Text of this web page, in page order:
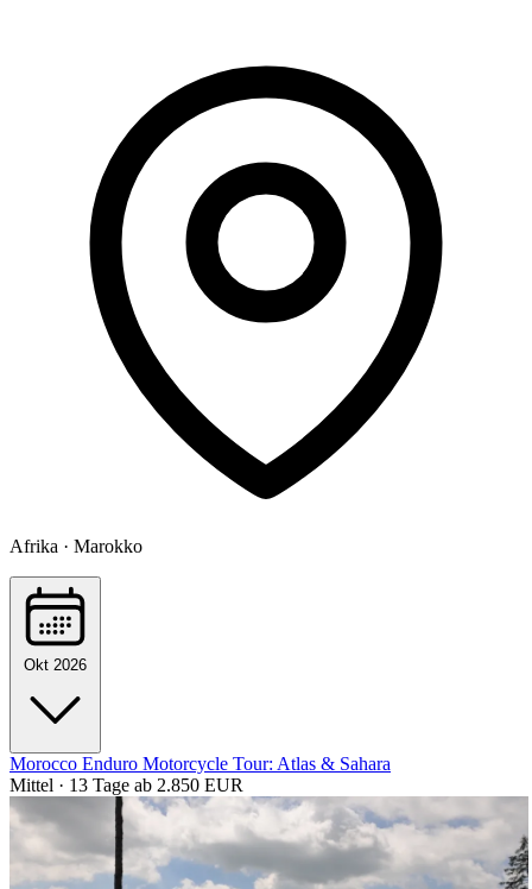
Afrika · Marokko
Okt 2026
Morocco Enduro Motorcycle Tour: Atlas & Sahara
Mittel · 13 Tage ab 2.850 EUR